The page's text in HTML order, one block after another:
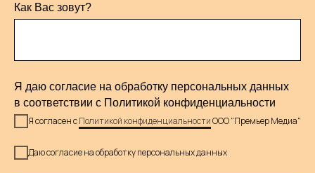
Как Вас зовут?
Я даю согласие на обработку персональных данных
в соответствии с Политикой конфиденциальности
Я согласен сПолитикой конфиденциальностиООО "Премьер Медиа"
Даю согласие на обработку персональных данных